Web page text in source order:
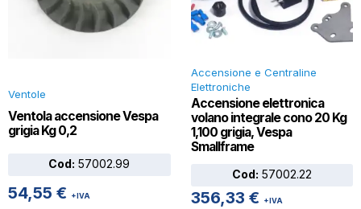
Ventole
Ventola accensione Vespa
grigia Kg 0,2
Cod: 57002.99
54,55 € +IVA
Accensione e Centraline
Elettroniche
Accensione elettronica
volano integrale cono 20 Kg
1,100 grigia, Vespa
Smallframe
Cod: 57002.22
356,33 € +IVA